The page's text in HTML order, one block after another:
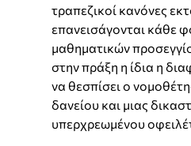
τραπεζικοί κανόνες
επανεισάγονται κάθε
μαθηματικών
στην πράξη η ίδια η
να θεσπίσει ο
δανείου και μιας
υπερχρεωμένου